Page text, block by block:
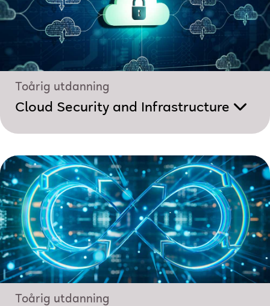
Toårig utdanning
Cloud Security and Infrastructure
Toårig utdanning